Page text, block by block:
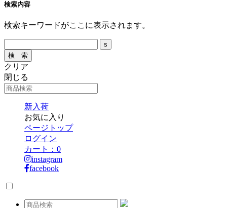
検索内容
検索キーワードがここに表示されます。
クリア
閉じる
新入荷
お気に入り
ページトップ
ログイン
カート： 0
instagram
facebook